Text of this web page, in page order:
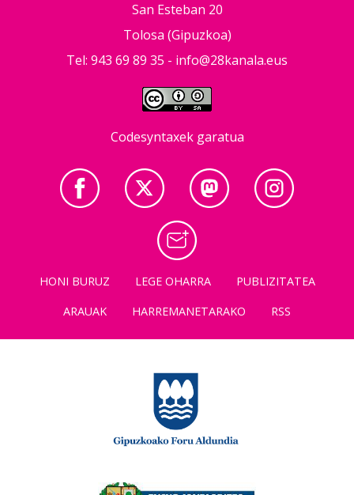
San Esteban 20
Tolosa (Gipuzkoa)
Tel: 943 69 89 35 - info@28kanala.eus
Codesyntaxek garatua
HONI BURUZ LEGE OHARRA
PUBLIZITATEA
ARAUAK
HARREMANETARAKO RSS